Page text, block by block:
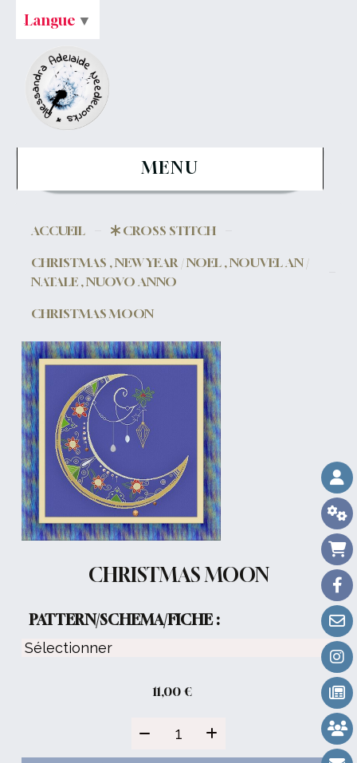
MENU
ACCUEIL
CROSS STITCH
CHRISTMAS , NEW YEAR / NOEL , NOUVEL AN /
NATALE , NUOVO ANNO
CHRISTMAS MOON
CHRISTMAS MOON
PATTERN/SCHEMA/FICHE :
11,00 €
Langue ▼